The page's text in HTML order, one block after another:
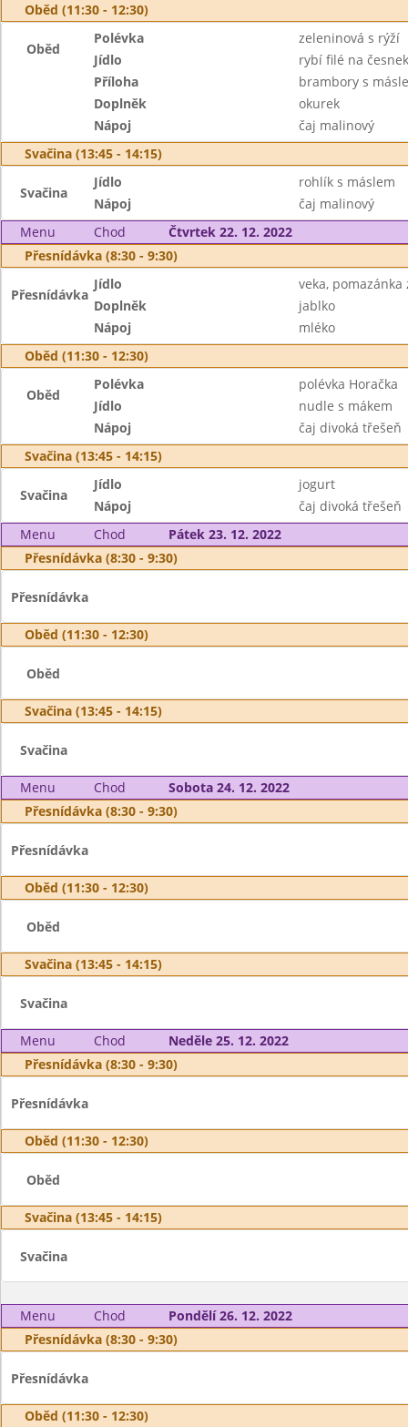
Oběd (11:30 - 12:30)
Oběd
Polévka
zeleninová s rýží
Jídlo
rybí filé na
Příloha
brambory s
Doplněk
okurek
Nápoj
čaj malinový
Svačina (13:45 - 14:15)
Svačina
Jídlo
rohlík s máslem
Nápoj
čaj malinový
Menu
Chod
Čtvrtek 22. 12. 2022
Přesnídávka (8:30 - 9:30)
Přesnídávka
Jídlo
veka,
Doplněk
jablko
Nápoj
mléko
Oběd (11:30 - 12:30)
Oběd
Polévka
polévka Horačka
Jídlo
nudle s mákem
Nápoj
čaj divoká třešeň
Svačina (13:45 - 14:15)
Svačina
Jídlo
jogurt
Nápoj
čaj divoká třešeň
Menu
Chod
Pátek 23. 12. 2022
Přesnídávka (8:30 - 9:30)
Přesnídávka
Oběd (11:30 - 12:30)
Oběd
Svačina (13:45 - 14:15)
Svačina
Menu Chod
Sobota 24. 12. 2022
Přesnídávka (8:30 - 9:30)
Přesnídávka
Oběd (11:30 - 12:30)
Oběd
Svačina (13:45 - 14:15)
Svačina
Menu Chod
Neděle 25. 12. 2022
Přesnídávka (8:30 - 9:30)
Přesnídávka
Oběd (11:30 - 12:30)
Oběd
Svačina (13:45 - 14:15)
Svačina
Menu Chod
Pondělí 26. 12. 2022
Přesnídávka (8:30 - 9:30)
Přesnídávka
Oběd (11:30 - 12:30)